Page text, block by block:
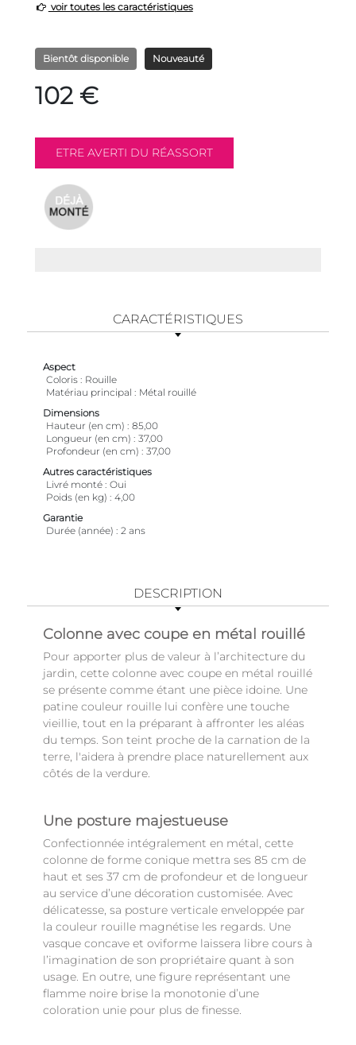
voir toutes les caractéristiques
Bientôt disponible Nouveauté
102 €
CARACTÉRISTIQUES
Aspect
Coloris
Rouille
Matériau principal
Métal rouillé
Dimensions
Hauteur (en cm)
85,00
Longueur (en cm)
37,00
Profondeur (en cm)
37,00
Autres caractéristiques
Livré monté Oui
Poids (en kg)
4,00
Garantie
Durée (année)
2 ans
DESCRIPTION
Colonne avec coupe en métal rouillé
Pour apporter plus de valeur à l’architecture du
jardin, cette colonne avec coupe en métal rouillé
se présente comme étant une pièce idoine. Une
patine couleur rouille lui confère une touche
vieillie, tout en la préparant à affronter les aléas
du temps. Son teint proche de la carnation de la
terre, l'aidera à prendre place naturellement aux
côtés de la verdure.
Une posture majestueuse
Confectionnée intégralement en métal, cette
colonne de forme conique mettra ses 85 cm de
haut et ses 37 cm de profondeur et de longueur
au service d’une décoration customisée. Avec
délicatesse, sa posture verticale enveloppée par
la couleur rouille magnétise les regards. Une
vasque concave et oviforme laissera libre cours à
l’imagination de son propriétaire quant à son
usage. En outre, une figure représentant une
flamme noire brise la monotonie d’une
coloration unie pour plus de finesse.